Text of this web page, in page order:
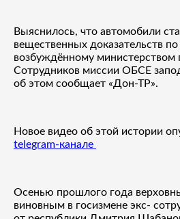
Выяснилось, что автомобили
вещественных доказательств
возбуждённому министерством
Сотрудников миссии ОБСЕ
об этом сообщает «Дон-ТР».
Новое видео об этой истории
telegram-канале
Осенью прошлого года
виновным в госизмене экс-